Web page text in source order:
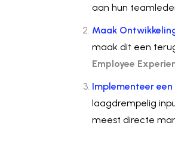
aan hun
Maak
maak dit een
Employee
Implementeer
laagdrempelig
meest directe